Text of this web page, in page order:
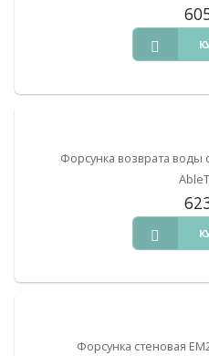
Форсунка возврата воды
Форсунка стеновая